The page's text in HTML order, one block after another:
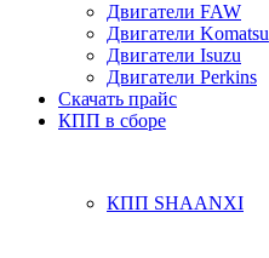
Двигатели FAW
Двигатели Komatsu
Двигатели Isuzu
Двигатели Perkins
Скачать прайс
КПП в сборе
КПП SHAANXI